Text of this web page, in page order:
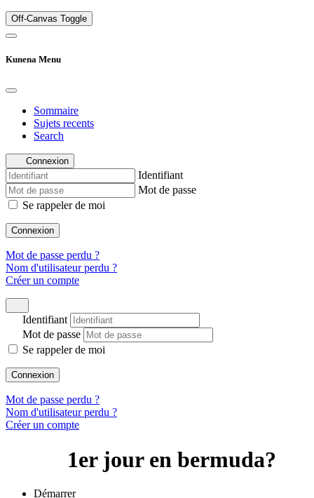
Off-Canvas Toggle
Kunena Menu
Sommaire
Sujets recents
Search
Connexion
Identifiant
Mot de passe
Se rappeler de moi
Connexion
Mot de passe perdu ?
Nom d'utilisateur perdu ?
Créer un compte
Identifiant
Mot de passe
Se rappeler de moi
Connexion
Mot de passe perdu ?
Nom d'utilisateur perdu ?
Créer un compte
1er jour en bermuda?
Démarrer